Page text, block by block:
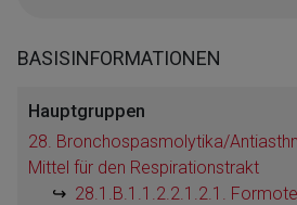
BASISINFORMATIONEN
Hauptgruppen
28. Bronchospasmolytika/
Mittel für den Respirationstrakt
28.1.B.1.1.2.2.1.2.1.